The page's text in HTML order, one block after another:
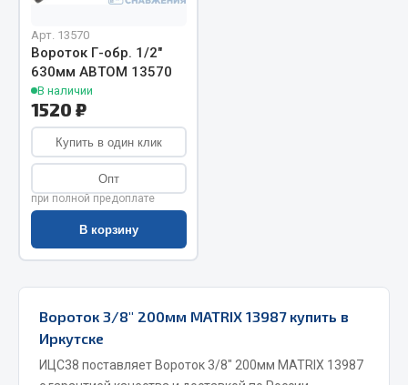
Запчасти на полуприцепы
Амортизаторы для полуприцепов
Весь раздел
Запчасти КамАЗ
Система питания
Сцепление
Коробка передач
Коробка передач ZF
Арт. 13570
Вороток Г-обр. 1/2"
630мм АВТОМ 13570
В наличии
1520 ₽
Купить в один клик
Опт
при полной предоплате
В корзину
Вороток 3/8" 200мм MATRIX 13987 купить в
Иркутске
ИЦС38 поставляет Вороток 3/8" 200мм MATRIX 13987